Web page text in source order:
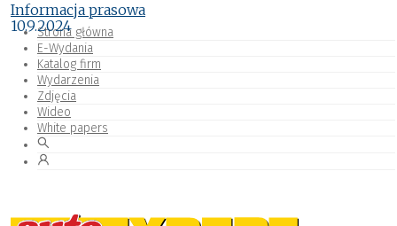
Strona główna
E-Wydania
Katalog firm
Wydarzenia
Zdjęcia
Wideo
White papers
Informacja prasowa
10.9.2024